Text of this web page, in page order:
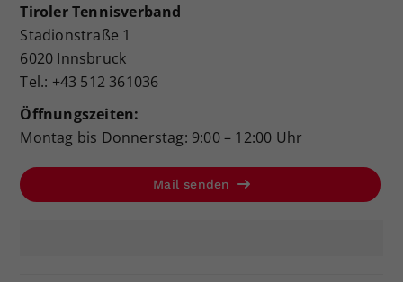
Tiroler Tennisverband
Stadionstraße 1
6020 Innsbruck
Tel.: +43 512 361036
Öffnungszeiten:
Montag bis Donnerstag: 9:00 – 12:00 Uhr
Mail senden